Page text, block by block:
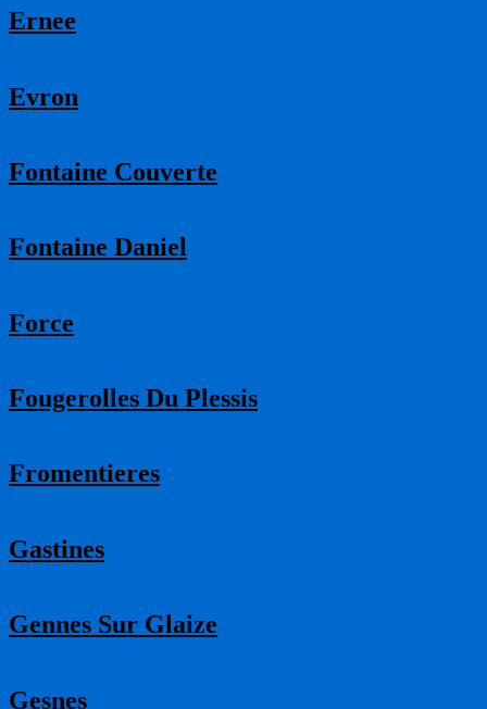
Ernee
Evron
Fontaine Couverte
Fontaine Daniel
Force
Fougerolles Du Plessis
Fromentieres
Gastines
Gennes Sur Glaize
Gesnes